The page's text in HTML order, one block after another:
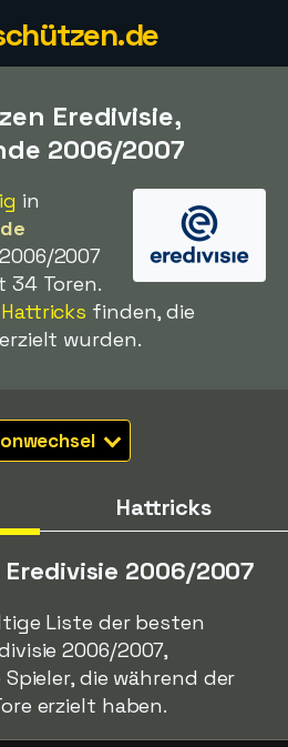
Eredivisie,
2006/2007
in
2007
34 Toren.
finden, die
wurden.
Hattricks
2006/2007
Liste der besten
2006/2007,
die während der
erzielt haben.